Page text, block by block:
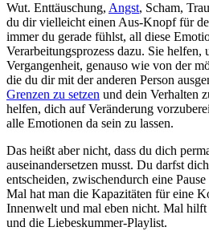
Wut. Enttäuschung, Angst, Scham,
du dir vielleicht einen Aus-Knopf für
immer du gerade fühlst, all diese
Verarbeitungsprozess dazu. Sie helfen,
Vergangenheit, genauso wie von der
die du dir mit der anderen Person
Grenzen zu setzen und dein Verhalten
helfen, dich auf Veränderung
alle Emotionen da sein zu lassen.
Das heißt aber nicht, dass du dich
auseinandersetzen musst. Du darfst
entscheiden, zwischendurch eine
Mal hat man die Kapazitäten für eine
Innenwelt und mal eben nicht. Mal
und die Liebeskummer-Playlist.